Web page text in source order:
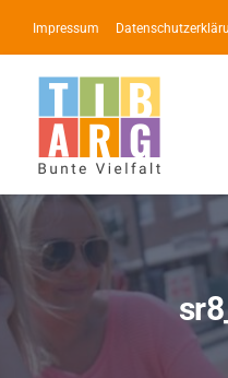
Inhalt
springen
Impressum
Lotse
Service